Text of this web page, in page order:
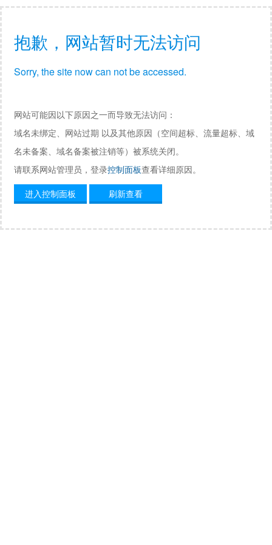
抱歉，网站暂时无法访问
Sorry, the site now can not be accessed.
网站可能因以下原因之一而导致无法访问：
域名未绑定、网站过期 以及其他原因（空间超标、流量超标、域
名未备案、域名备案被注销等）被系统关闭。
请联系网站管理员，登录控制面板查看详细原因。
进入控制面板
刷新查看